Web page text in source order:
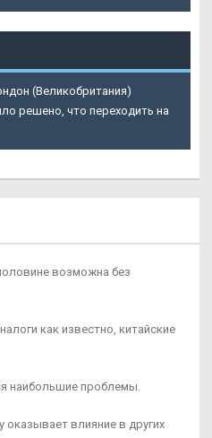
(Великобритания)
решено, что переходить на
возможна без
как известно, китайские
наибольшие проблемы.
оказывает влияние в других